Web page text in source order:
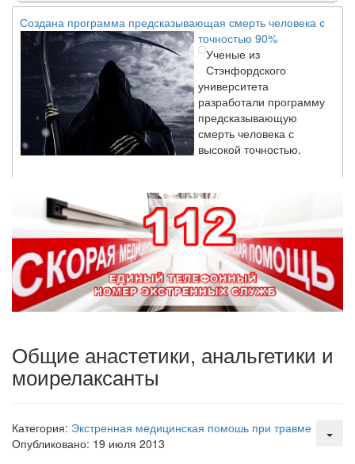
Создана программа предсказывающая смерть человека с
точностью 90%
Ученые из
Стэнфордского
университета
разработали программу
предсказывающую
смерть человека с
высокой точностью.
Зарплата врачей в 2018 году превысит средний доход
россиян в два раза
Глава Минздрава РФ
Вероника Скворцова
опровергла
сообщение о падении
доходов медицинских
работников в
встрече с журналистами ведущих...
Местная анестезия развивает кардиотоксичность
надзору в сфере
Общие анастетики, анальгетики и
моирелаксанты
Категория: Экстренная медицинская помошь при травме
Опубликовано: 19 июля 2013